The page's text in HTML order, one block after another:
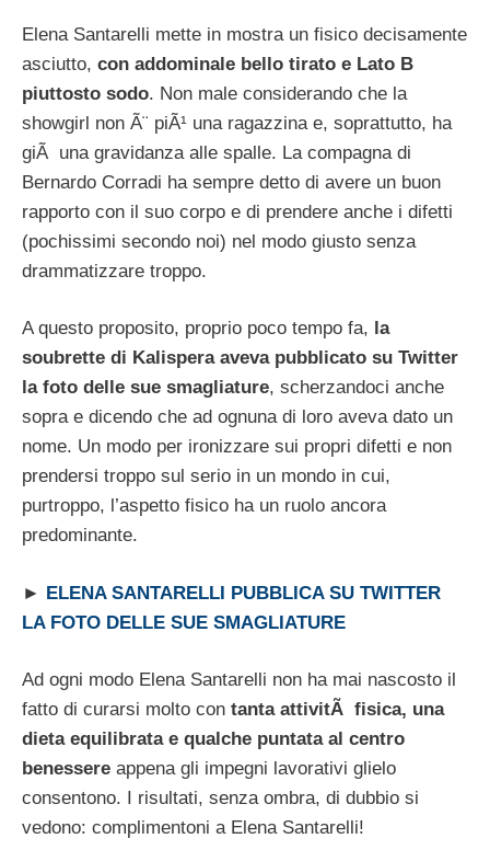
Elena Santarelli mette in mostra un fisico decisamente
asciutto, con addominale bello tirato e Lato B
piuttosto sodo. Non male considerando che la
showgirl non Ã¨ piÃ¹ una ragazzina e, soprattutto, ha
giÃ una gravidanza alle spalle. La compagna di
Bernardo Corradi ha sempre detto di avere un buon
rapporto con il suo corpo e di prendere anche i difetti
(pochissimi secondo noi) nel modo giusto senza
drammatizzare troppo.
A questo proposito, proprio poco tempo fa, la
soubrette di Kalispera aveva pubblicato su Twitter
la foto delle sue smagliature, scherzandoci anche
sopra e dicendo che ad ognuna di loro aveva dato un
nome. Un modo per ironizzare sui propri difetti e non
prendersi troppo sul serio in un mondo in cui,
purtroppo, l’aspetto fisico ha un ruolo ancora
predominante.
► ELENA SANTARELLI PUBBLICA SU TWITTER
LA FOTO DELLE SUE SMAGLIATURE
Ad ogni modo Elena Santarelli non ha mai nascosto il
fatto di curarsi molto con tanta attivitÃ fisica, una
dieta equilibrata e qualche puntata al centro
benessere appena gli impegni lavorativi glielo
consentono. I risultati, senza ombra, di dubbio si
vedono: complimentoni a Elena Santarelli!